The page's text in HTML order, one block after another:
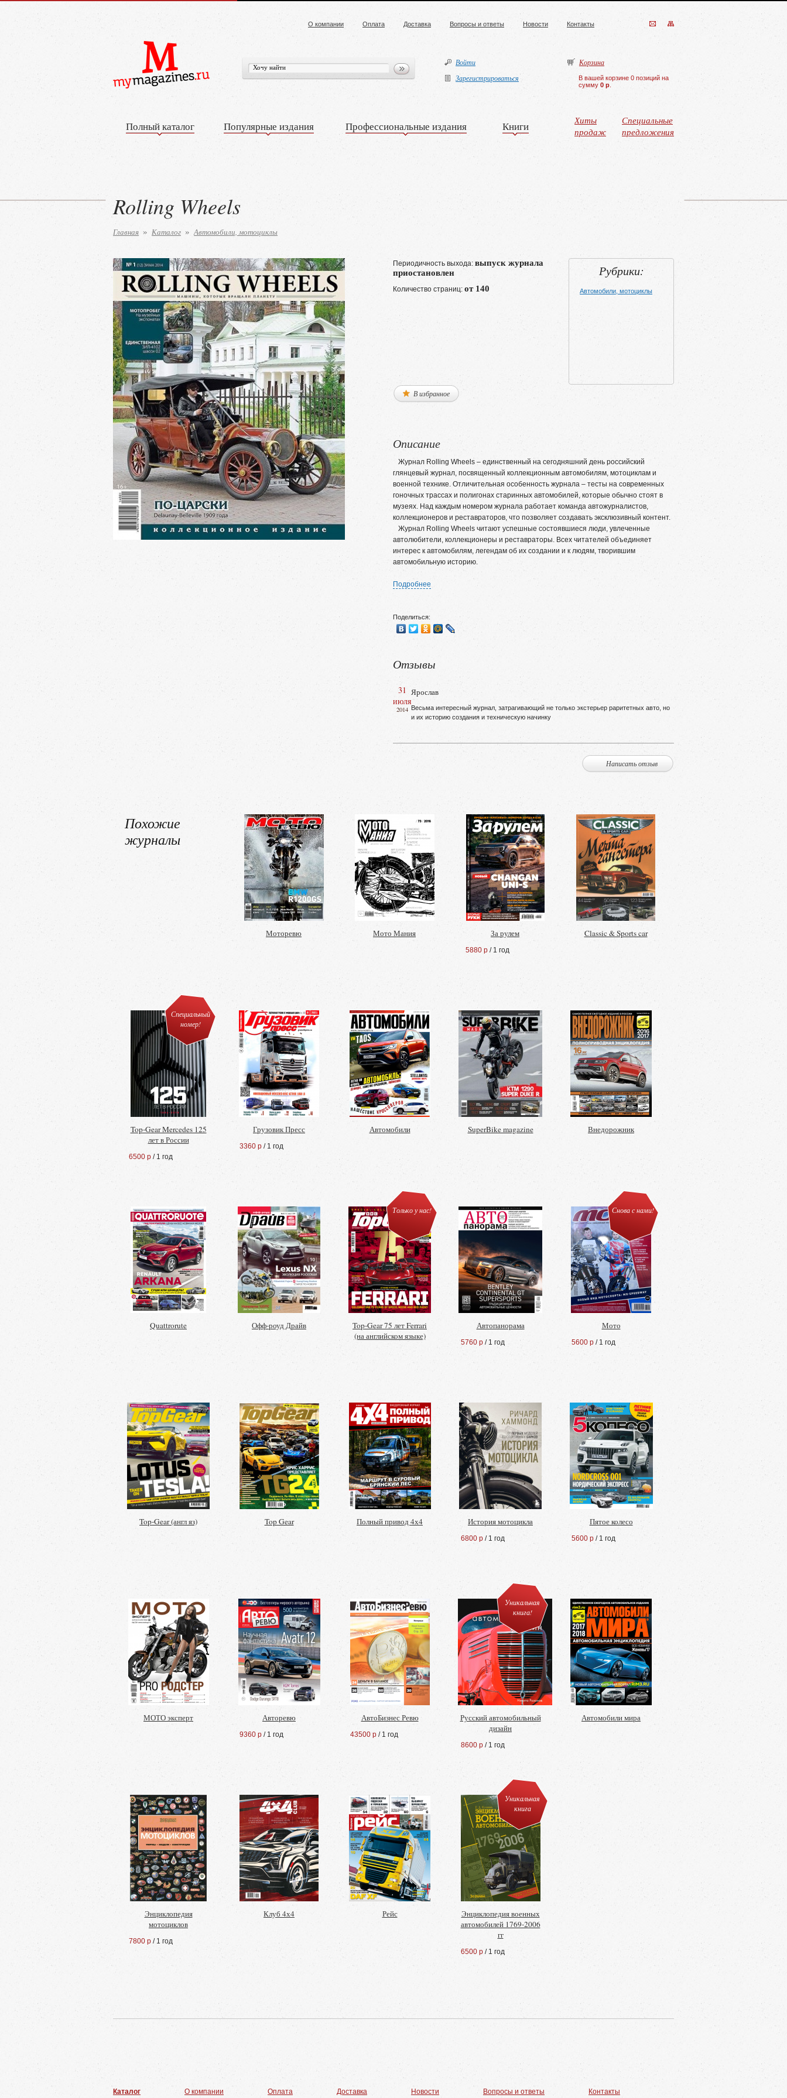
О компании Оплата Доставка Вопросы и ответы Новости Контакты
Войти
Зарегистрироваться
Корзина
В вашей корзине 0 позиций на
сумму 0 р
Полный каталог Популярные издания Профессиональные издания Книги
Хиты
продаж
Специальные
предложения
Rolling Wheels
Главная » Каталог » Автомобили, мотоциклы
Периодичность выхода: выпуск журнала
приостановлен
Количество страниц: от 140
Рубрики:
Автомобили, мотоциклы
В избранное
Описание
Журнал Rolling Wheels – единственный на сегодняшний день российский
глянцевый журнал, посвященный коллекционным автомобилям, мотоциклам и
военной технике. Отличительная особенность журнала – тесты на современных
гоночных трассах и полигонах старинных автомобилей, которые обычно стоят в
музеях. Над каждым номером журнала работает команда автожурналистов,
коллекционеров и реставраторов, что позволяет создавать эксклюзивный контент.
Журнал Rolling Wheels читают успешные состоявшиеся люди, увлеченные
автолюбители, коллекционеры и реставраторы. Всех читателей объединяет
интерес к автомобилям, легендам об их создании и к людям, творившим
автомобильную историю.
Подробнее
Поделиться:
Отзывы
31
июля
2014
Ярослав
Весьма интересный журнал, затрагивающий не только экстерьер раритетных авто, но
и их историю создания и техническую начинку
Написать отзыв
Похожие
журналы
Моторевю Мото Мания За рулем
5880 р / 1 год
Classic & Sports car
Специальный
номер!
Top-Gear Mercedes 125
лет в России
6500 р / 1 год
Грузовик Пресс
3360 р / 1 год
Автомобили SuperBike magazine Внедорожник
Quattrorute Офф-роуд Драйв
Только у нас!
Top-Gear 75 лет Ferrari
(на английском языке)
Автопанорама
5760 р / 1 год
Снова с нами!
Мото
5600 р / 1 год
Top-Gear (англ яз) Top Gear Полный привод 4х4 История мотоцикла
6800 р / 1 год
Пятое колесо
5600 р / 1 год
МОТО эксперт Авторевю
9360 р / 1 год
АвтоБизнес Ревю
43500 р / 1 год
Уникальная
книга!
Русский автомобильный
дизайн
8600 р / 1 год
Автомобили мира
Энциклопедия
мотоциклов
7800 р / 1 год
Клуб 4х4 Рейс
Уникальная
книга
Энциклопедия военных
автомобилей 1769-2006
гг
6500 р / 1 год
Каталог О компании Оплата Доставка Новости Вопросы и ответы Контакты